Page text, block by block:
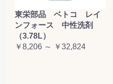
東栄部品 ベトコ レイ
ンフォース 中性洗剤
（3.78L）
￥8,206 ～ ￥32,824